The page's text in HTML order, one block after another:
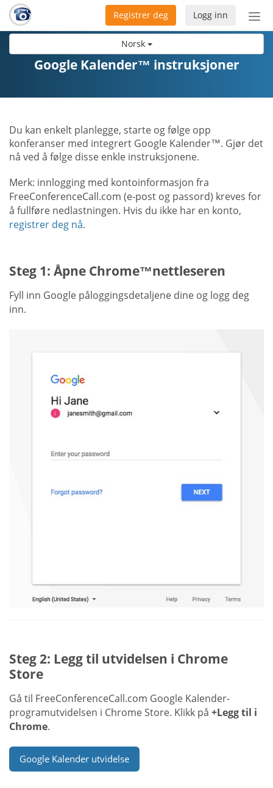
Norsk
Bytt
Logg inn
Registrer deg
Google Kalender™ instruksjoner
Du kan enkelt planlegge, starte og følge opp
konferanser med integrert Google Kalender™. Gjør det
nå ved å følge disse enkle instruksjonene.
Merk: innlogging med kontoinformasjon fra
FreeConferenceCall.com (e-post og passord) kreves for
å fullføre nedlastningen. Hvis du ikke har en konto,
registrer deg nå.
Steg 1: Åpne Chrome™nettleseren
Fyll inn Google påloggingsdetaljene dine og logg deg
inn.
Steg 2: Legg til utvidelsen i Chrome
Store
Gå til FreeConferenceCall.com Google Kalender-
programutvidelsen i Chrome Store. Klikk på +Legg til i
Chrome.
Google Kalender utvidelse